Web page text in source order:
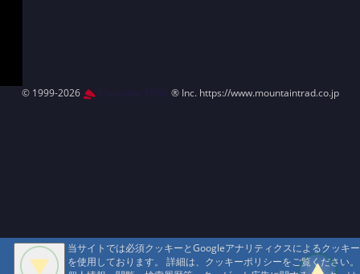
© 1999-2026 MountAin TRAD ® Inc. https://www.mountaintrad.co.jp
当サイトでは必須クッキーとGoogleアナリティクスによるクッキー
を使用しております。 詳細は、クッキーポリシーをご覧ください。